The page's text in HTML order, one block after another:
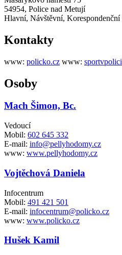
54954, Police nad Metují
Hlavní, Návštěvní, Korespondenční
Kontakty
www: policko.cz www:
Osoby
Mach Šimon, Bc.
Vedoucí
Mobil: 602 645 332
E-mail: info@pellyhodomy.cz
www: www.pellyhodomy.cz
Vojtěchová Daniela
Infocentrum
Mobil: 491 421 501
E-mail: infocentrum@policko.cz
www: www.policko.cz
Hušek Kamil